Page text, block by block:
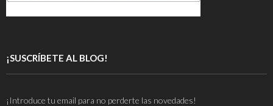
¡SUSCRÍBETE AL BLOG!
¡Introduce tu email para no perderte las novedades!